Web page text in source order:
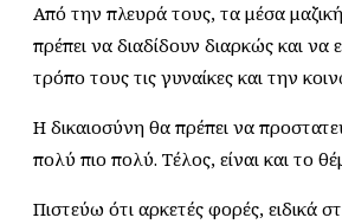
Από την πλευρά τους, τα μέσα
πρέπει να διαδίδουν διαρκώς και να
τρόπο τους τις γυναίκες και την
Η δικαιοσύνη θα πρέπει να
πολύ πιο πολύ. Τέλος, είναι και το
Πιστεύω ότι αρκετές φορές, ειδικά